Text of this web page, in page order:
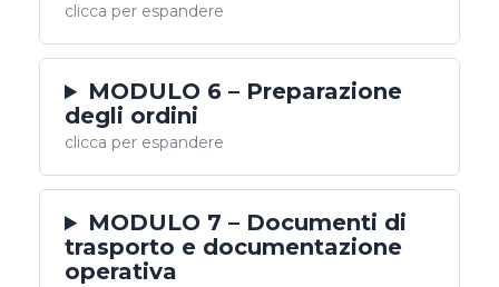
clicca per espandere
MODULO 6 – Preparazione
degli ordini
clicca per espandere
MODULO 7 – Documenti di
trasporto e documentazione
operativa